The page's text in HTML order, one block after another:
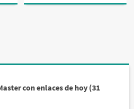
con enlaces de hoy (31